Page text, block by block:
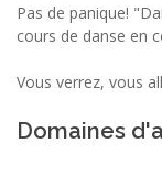
Pas de panique!
cours de danse en
Vous verrez, vous
Domaines